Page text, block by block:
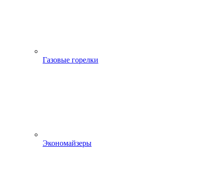
Газовые горелки
Экономайзеры